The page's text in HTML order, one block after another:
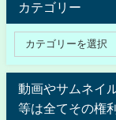
カテゴリー
動画やサムネイ
等は全てその権